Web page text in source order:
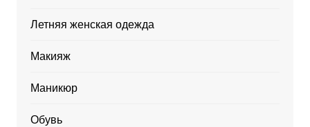
Летняя женская одежда
Макияж
Маникюр
Обувь